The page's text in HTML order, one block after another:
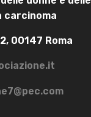
carcinoma
00147 Roma